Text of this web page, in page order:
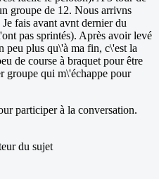
groupe de 12. Nous arrivns
fais avant avnt dernier du
pas sprintés). Après avoir levé
peu plus qu\'à ma fin, c\'est la
de course à braquet pour être
groupe qui m\'échappe pour
participer à la conversation.
du sujet